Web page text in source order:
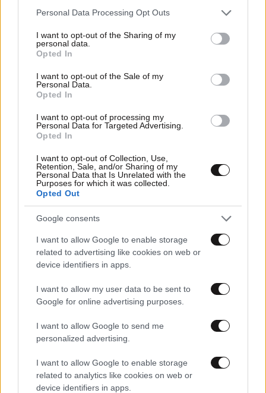
Please note that this website/app uses one or more Google
not limited to your visit or usage behaviour. You may click to
grant or deny consent to Google and its third-party tags to
use your data for below specified purposes in below Google
consent section.
Personal Data Processing Opt Outs
I want to opt-out of the Sharing of my
personal data.
Opted In
I want to opt-out of the Sale of my
Personal Data.
Opted In
I want to opt-out of processing my
Personal Data for Targeted Advertising.
Opted In
I want to opt-out of Collection, Use,
Retention, Sale, and/or Sharing of my
Personal Data that Is Unrelated with the
Purposes for which it was collected.
Opted Out
Google consents
I want to allow Google to enable storage
related to advertising like cookies on web or
device identifiers in apps.
I want to allow my user data to be sent to
Google for online advertising purposes.
I want to allow Google to send me
personalized advertising.
I want to allow Google to enable storage
related to analytics like cookies on web or
device identifiers in apps.
Πρόεδρος της ΔΗΜ.ΑΡ. επανεξελέγη ο Φώτης Κουβέλης
Το ποσοστό επανεκλογής Τσίπρα θα κρίνει την πορεία
του ΣΥΡΙΖΑ